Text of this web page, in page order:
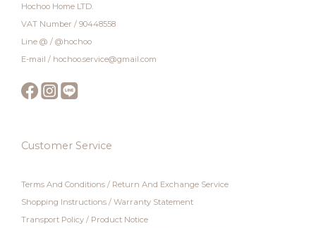
Hochoo Home LTD.
VAT Number / 90448558
Line @ / @hochoo
E-mail / hochoo.service@gmail.com
Customer Service
Terms And Conditions / Return And Exchange Service
Shopping Instructions / Warranty Statement
Transport Policy / Product Notice